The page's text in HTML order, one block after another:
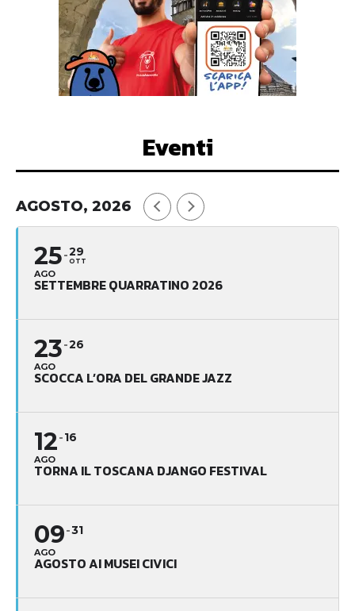
Eventi
AGOSTO, 2026
25
AGO
29
OTT
SETTEMBRE QUARRATINO 2026
23
AGO
26
SCOCCA L’ORA DEL GRANDE JAZZ
12
AGO
16
TORNA IL TOSCANA DJANGO FESTIVAL
09
AGO
31
AGOSTO AI MUSEI CIVICI